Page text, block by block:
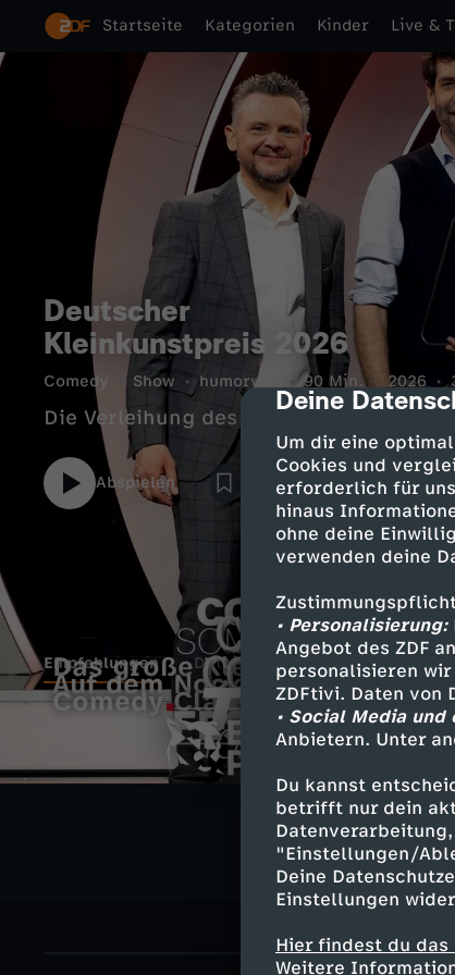
cmp-dialog-
Deine
Um dir eine
Cookies und
erforderlich für
hinaus
ohne deine
verwenden deine
• Personalisierung:
Angebot des ZDF
personalisieren wir
ZDFtivi. Daten von
• Social Media
Anbietern. Unter
Du kannst
betrifft nur dein
"Einstellungen/
Deine
Einstellungen
Hier findest du das
Weitere
Startseite Kategorien Kinder Live &
Deutscher
Kleinkunstpreis 2026
Comedy Show humorvoll 90 Min. 2026
Die Verleihung des Deutschen
Abspielen
Empfehlungen Details
m
D
r
Das große Kleinkunstfestival
Auf dem Nockherberg
Comedy Clash
C
3
T